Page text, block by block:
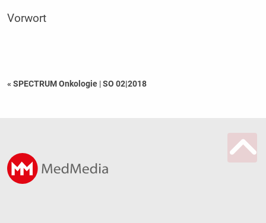
Vorwort
« SPECTRUM Onkologie |SO 02|2018